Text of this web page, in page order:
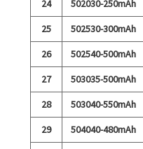
24 502030-250mAh
25
502530-300mAh
26
502540-500mAh
27
503035-500mAh
28
503040-550mAh
29
504040-480mAh